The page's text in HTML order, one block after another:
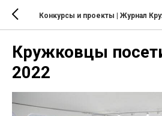
Конкурсы и проекты | Журнал
Кружковцы
2022